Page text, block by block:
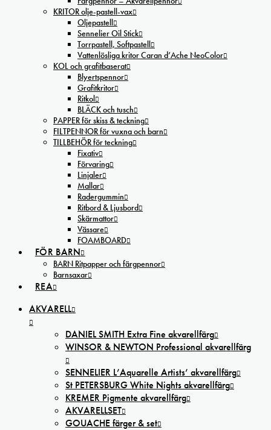
KRITOR olje-pastell-vax
Oljepastell
Sennelier Oil Stick
Torrpastell, Softpastell
Vattenlösliga kritor Caran d’Ache NeoColor
KOL och grafitbaserat
Blyertspennor
Grafitkritor
Ritkol
BLÄCK och tusch
PAPPER för skiss & teckning
FILTPENNOR för vuxna och barn
TILLBEHÖR för teckning
Fixativ
Förvaring
Linjaler
Mallar
Radergummin
Ritbord & Ljusbord
Skärmattor
Vässare
FOAMBOARD
FÖR BARN
BARN Ritpapper och färgpennor
Barnsaxar
REA
AKVARELL
DANIEL SMITH Extra Fine akvarellfärg
WINSOR & NEWTON Professional akvarellfärg
SENNELIER L’Aquarelle Artists’ akvarellfärg
St PETERSBURG White Nights akvarellfärg
KREMER Pigmente akvarellfärg
AKVARELLSET
GOUACHE färger & set